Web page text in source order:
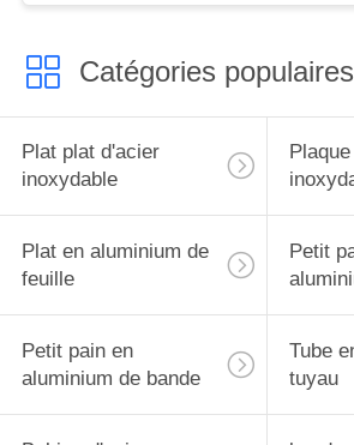
Catégories populaires
Plat plat d'acier
inoxydable
Plat en aluminium de
feuille
Petit
Petit pain en
aluminium de bande
Tube
tuyau